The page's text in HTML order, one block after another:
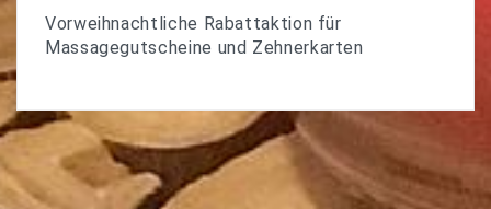
Vorweihnachtliche Rabattaktion für
Massagegutscheine und Zehnerkarten